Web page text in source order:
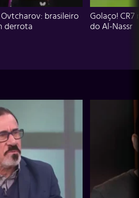
brasileiro
derrota
Golaço!
do Al-Nassr